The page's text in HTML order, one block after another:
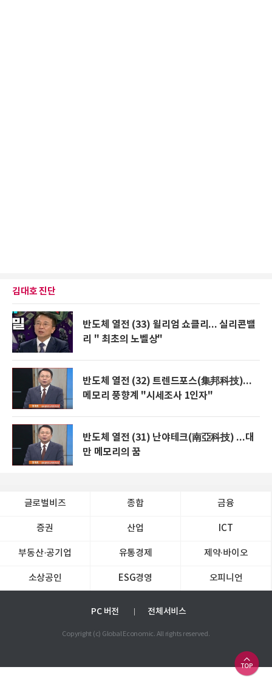
김대호 진단
반도체 열전 (33) 윌리엄 쇼클리... 실리콘밸
리 " 최초의 노벨상"
반도체 열전 (32) 트렌드포스(集邦科技)...
메모리 풍향계 "시세조사 1인자"
반도체 열전 (31) 난야테크(南亞科技) ...대
만 메모리의 꿈
글로벌비즈 종합 금융
증권 산업 ICT
부동산·공기업 유통경제 제약∙바이오
소상공인 ESG경영 오피니언
PC 버전 전체서비스
Copyright (c) Global Economic. All rights reserved.